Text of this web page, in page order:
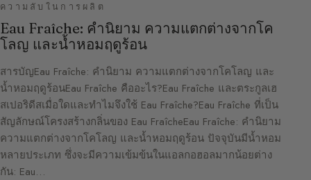
ความลับในการผลิต
Eau Fraîche: คำนิยาม ความแตกต่างจากโค
โลญ และน้ำหอมฤดูร้อน
สารบัญEau Fraîche: คำนิยาม ความแตกต่างจากโคโลญ และ
น้ำหอมฤดูร้อนEau Fraîche คืออะไร?Eau Fraîche และตระกูลเฮ
สเปอริดีสเมื่อใดและทำไมจึงใช้ Eau Fraîche?Eau Fraîche ที่เป็น
สัญลักษณ์โครงสร้างกลิ่นของ Eau FraîcheEau Fraîche: คำนิยาม
ความแตกต่างจากโคโลญ และน้ำหอมฤดูร้อน ปัจจุบันมีน้ำหอม
หลายประเภท ซึ่งจะมีความเข้มข้นในแอลกอฮอลมากน้อยต่าง
กัน: Eau…